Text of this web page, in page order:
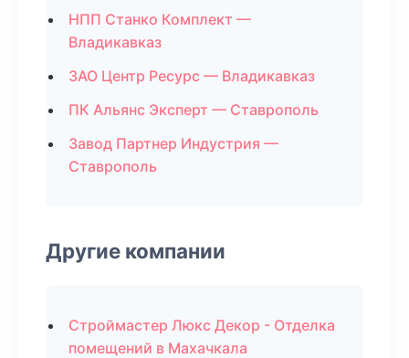
НПП Станко Комплект —
Владикавказ
ЗАО Центр Ресурс — Владикавказ
ПК Альянс Эксперт — Ставрополь
Завод Партнер Индустрия —
Ставрополь
Другие компании
Строймастер Люкс Декор - Отделка
помещений в Махачкала